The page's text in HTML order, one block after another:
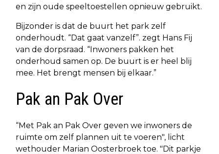
en zijn oude speeltoestellen opnieuw gebruikt.
Bijzonder is dat de buurt het park zelf
onderhoudt. “Dat gaat vanzelf”. zegt Hans Fij
van de dorpsraad. “Inwoners pakken het
onderhoud samen op. De buurt is er heel blij
mee. Het brengt mensen bij elkaar.”
Pak an Pak Over
“Met Pak an Pak Over geven we inwoners de
ruimte om zelf plannen uit te voeren", licht
wethouder Marian Oosterbroek toe. "Dit parkje